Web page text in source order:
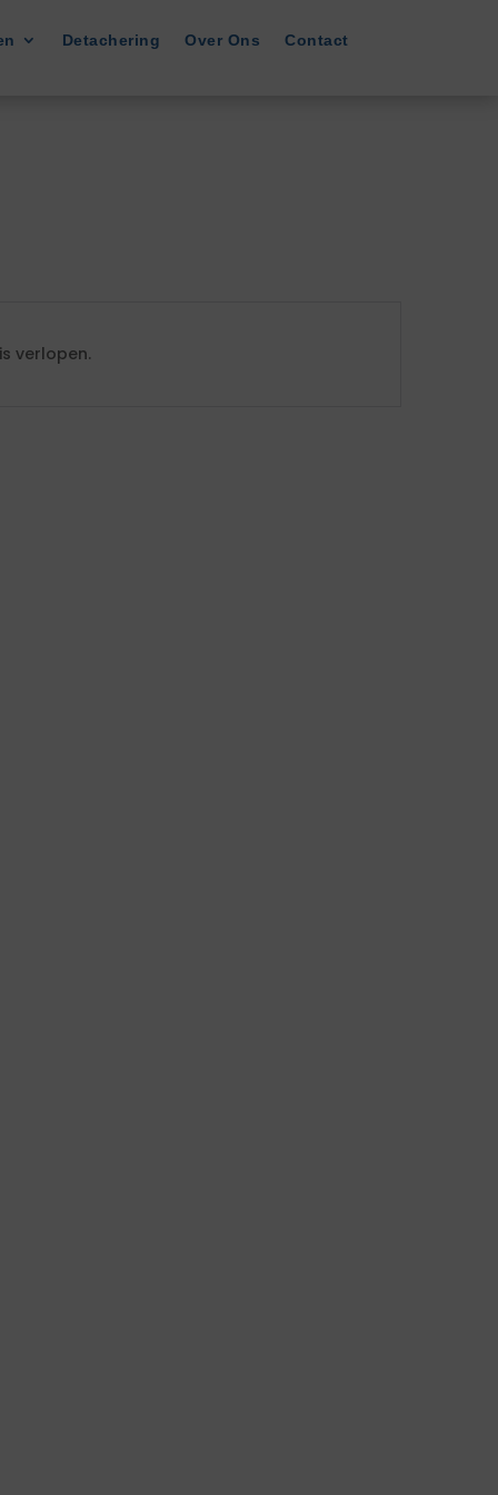
Detachering Over Ons Contact
verlopen.